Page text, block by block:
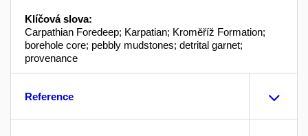
Klíčová slova:
Carpathian Foredeep; Karpatian; Kroměříž Formation;
borehole core; pebbly mudstones; detrital garnet;
provenance
Reference